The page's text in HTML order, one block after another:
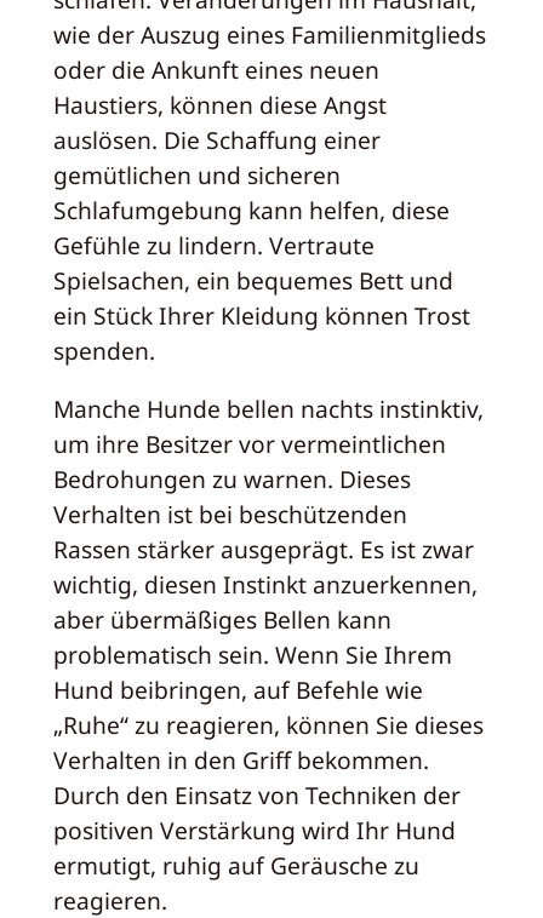
wie der Auszug eines Familienmitglieds
oder die Ankunft eines neuen
Haustiers, können diese Angst
auslösen. Die Schaffung einer
gemütlichen und sicheren
Schlafumgebung kann helfen, diese
Gefühle zu lindern. Vertraute
Spielsachen, ein bequemes Bett und
ein Stück Ihrer Kleidung können Trost
spenden.
Manche Hunde bellen nachts instinktiv,
um ihre Besitzer vor vermeintlichen
Bedrohungen zu warnen. Dieses
Verhalten ist bei beschützenden
Rassen stärker ausgeprägt. Es ist zwar
wichtig, diesen Instinkt anzuerkennen,
aber übermäßiges Bellen kann
problematisch sein. Wenn Sie Ihrem
Hund beibringen, auf Befehle wie
„Ruhe“ zu reagieren, können Sie dieses
Verhalten in den Griff bekommen.
Durch den Einsatz von Techniken der
positiven Verstärkung wird Ihr Hund
ermutigt, ruhig auf Geräusche zu
reagieren.